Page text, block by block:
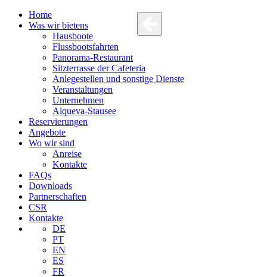
Home
Was wir bietens
Hausboote
Flussbootsfahrten
Panorama-Restaurant
Sitzterrasse der Cafeteria
Anlegestellen und sonstige Dienste
Veranstaltungen
Unternehmen
Alqueva-Stausee
Reservierungen
Angebote
Wo wir sind
Anreise
Kontakte
FAQs
Downloads
Partnerschaften
CSR
Kontakte
DE
PT
EN
ES
FR